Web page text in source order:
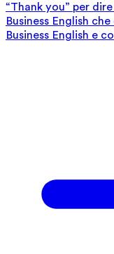
“Thank you” per
Business English
Business English e